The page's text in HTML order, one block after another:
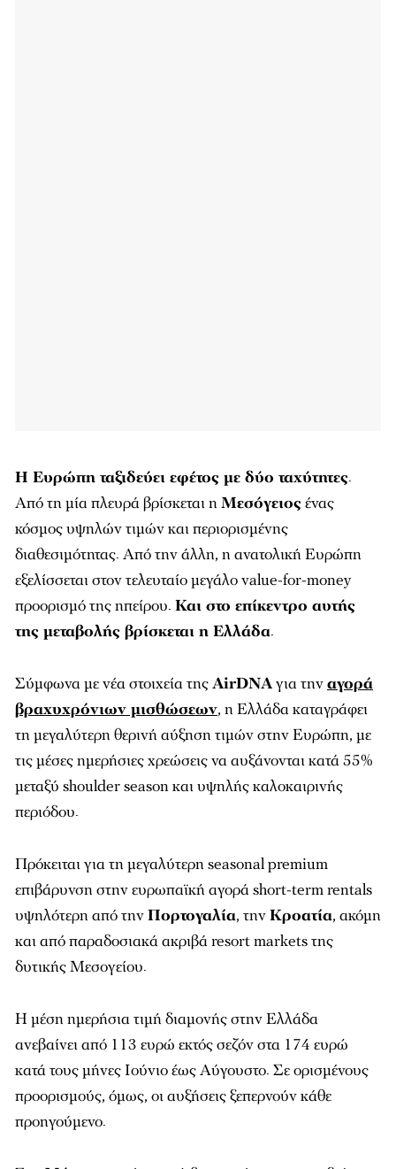
Η Ευρώπη ταξιδεύει εφέτος με δύο ταχύτητες.
Από τη μία πλευρά βρίσκεται ηΜεσόγειοςένας
κόσμος υψηλών τιμών και περιορισμένης
διαθεσιμότητας. Από την άλλη, η ανατολική Ευρώπη
εξελίσσεται στον τελευταίο μεγάλο value-for-money
προορισμό της ηπείρου. Και στο επίκεντρο αυτής
της μεταβολής βρίσκεται η Ελλάδα.
Σύμφωνα με νέα στοιχεία τηςAirDNAγια τηναγορά
βραχυχρόνιων μισθώσεων, η Ελλάδα καταγράφει
τη μεγαλύτερη θερινή αύξηση τιμών στην Ευρώπη, με
τις μέσες ημερήσιες χρεώσεις να αυξάνονται κατά 55%
μεταξύ shoulder season και υψηλής καλοκαιρινής
περιόδου.
Πρόκειται για τη μεγαλύτερη seasonal premium
επιβάρυνση στην ευρωπαϊκή αγορά short-term rentals
υψηλότερη από τηνΠορτογαλία, τηνΚροατία, ακόμη
και από παραδοσιακά ακριβά resort markets της
δυτικής Μεσογείου.
Η μέση ημερήσια τιμή διαμονής στην Ελλάδα
ανεβαίνει από 113 ευρώ εκτός σεζόν στα 174 ευρώ
κατά τους μήνες Ιούνιο έως Αύγουστο. Σε ορισμένους
προορισμούς, όμως, οι αυξήσεις ξεπερνούν κάθε
προηγούμενο.